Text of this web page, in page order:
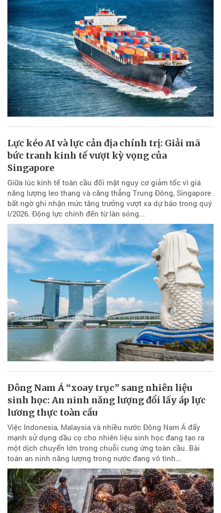
Lực kéo AI và lực cản địa chính trị: Giải mã
bức tranh kinh tế vượt kỳ vọng của
Singapore
Giữa lúc kinh tế toàn cầu đối mặt nguy cơ giảm tốc vì giá
năng lượng leo thang và căng thẳng Trung Đông, Singapore
bất ngờ ghi nhận mức tăng trưởng vượt xa dự báo trong quý
I/2026. Động lực chính đến từ làn sóng...
Đông Nam Á “xoay trục” sang nhiên liệu
sinh học: An ninh năng lượng đổi lấy áp lực
lương thực toàn cầu
Việc Indonesia, Malaysia và nhiều nước Đông Nam Á đẩy
mạnh sử dụng dầu cọ cho nhiên liệu sinh học đang tạo ra
một dịch chuyển lớn trong chuỗi cung ứng toàn cầu. Bài
toán an ninh năng lượng trong nước đang vô tình...